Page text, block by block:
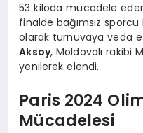
53 kiloda mücadele
finalde bağımsız
olarak turnuvaya veda
Aksoy, Moldovalı rakibi
yenilerek elendi.
Paris 2024
Mücadelesi